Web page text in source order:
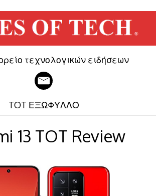
τεχνολογικών ειδήσεων
TOT ΕΞΩΦΥΛΛΟ
13 TOT Review